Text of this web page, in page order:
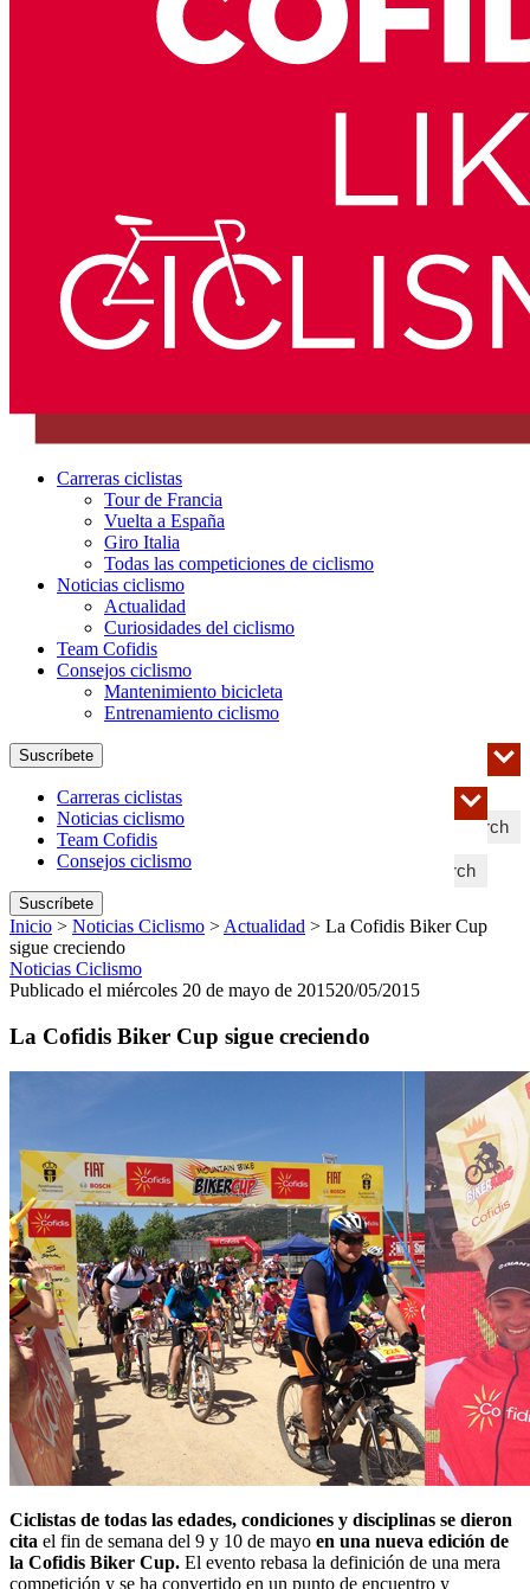
Carreras ciclistas
Tour de Francia
Vuelta a España
Giro Italia
Todas las competiciones de ciclismo
Noticias ciclismo
Actualidad
Curiosidades del ciclismo
Team Cofidis
Consejos ciclismo
Mantenimiento bicicleta
Entrenamiento ciclismo
Search
Suscríbete
Search
Carreras ciclistas
Noticias ciclismo
Team Cofidis
Consejos ciclismo
Suscríbete
Inicio > Noticias Ciclismo > Actualidad > La Cofidis Biker Cup
sigue creciendo
Noticias Ciclismo
Publicado el miércoles 20 de mayo de 201520/05/2015
La Cofidis Biker Cup sigue creciendo
Ciclistas de todas las edades, condiciones y disciplinas se dieron
cita el fin de semana del 9 y 10 de mayo en una nueva edición de
la Cofidis Biker Cup. El evento rebasa la definición de una mera
competición y se ha convertido en un punto de encuentro y